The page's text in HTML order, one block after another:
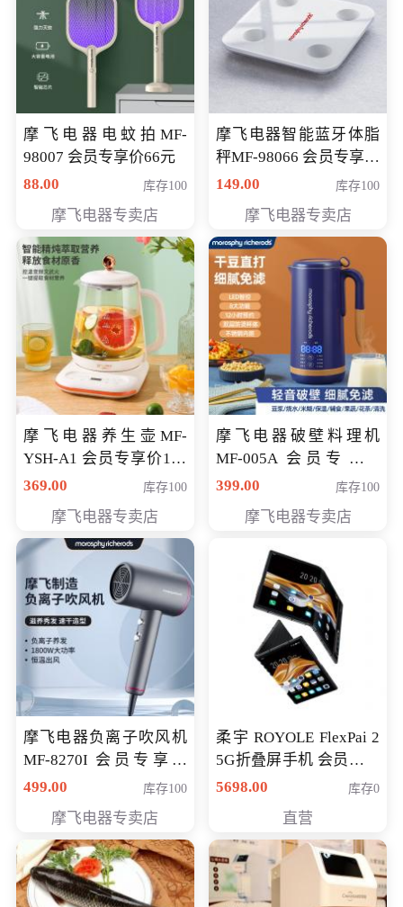
摩飞电器电蚊拍MF-
98007 会员专享价66元
88.00
库存100
摩飞电器专卖店
摩飞电器智能蓝牙体脂
秤MF-98066 会员专享价
98元
149.00 库存100
摩飞电器专卖店
摩飞电器养生壶MF-
YSH-A1 会员专享价198
元
369.00 库存100
摩飞电器专卖店
摩飞电器破壁料理机
MF-005A 会员专享价
198元
399.00 库存100
摩飞电器专卖店
摩飞电器负离子吹风机
MF-8270I 会员专享价
369元
499.00 库存100
摩飞电器专卖店
柔宇 ROYOLE FlexPai 2
5G折叠屏手机 会员专享
购买价格 4998元
5698.00 库存0
直营